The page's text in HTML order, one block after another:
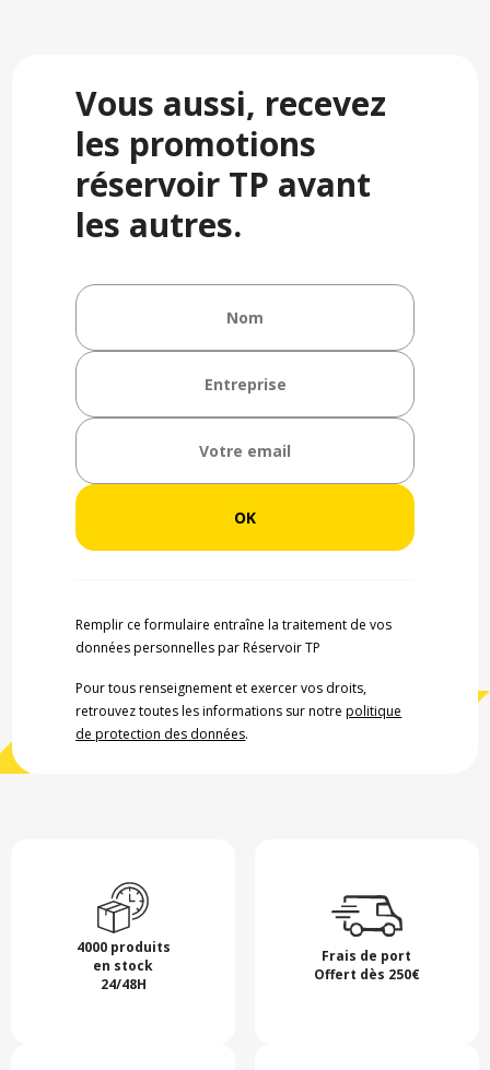
Vous aussi, recevez
les promotions
réservoir TP avant
les autres.
Remplir ce formulaire entraîne la traitement de vos
données personnelles par Réservoir TP
Pour tous renseignement et exercer vos droits,
retrouvez toutes les informations sur notrepolitique
de protection des données.
4000 produits
en stock
24/48H
Frais de port
Offert dès 250€